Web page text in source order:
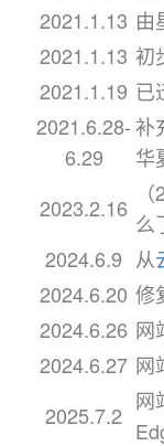
2021.1.13 由
2021.1.13 初
2021.1.19 已
2021.6.28-
6.29
补
华
2023.2.16
么
2024.6.9 从
2024.6.20 修
2024.6.26 网
2024.6.27 网
2025.7.2
网